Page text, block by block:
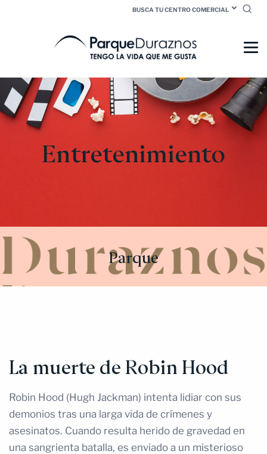
BUSCA TU CENTRO COMERCIAL
Entretenimiento
Parque
La muerte de Robin Hood
Robin Hood (Hugh Jackman) intenta lidiar con sus
demonios tras una larga vida de crímenes y
asesinatos. Cuando resulta herido de gravedad en
una sangrienta batalla, es enviado a un misterioso